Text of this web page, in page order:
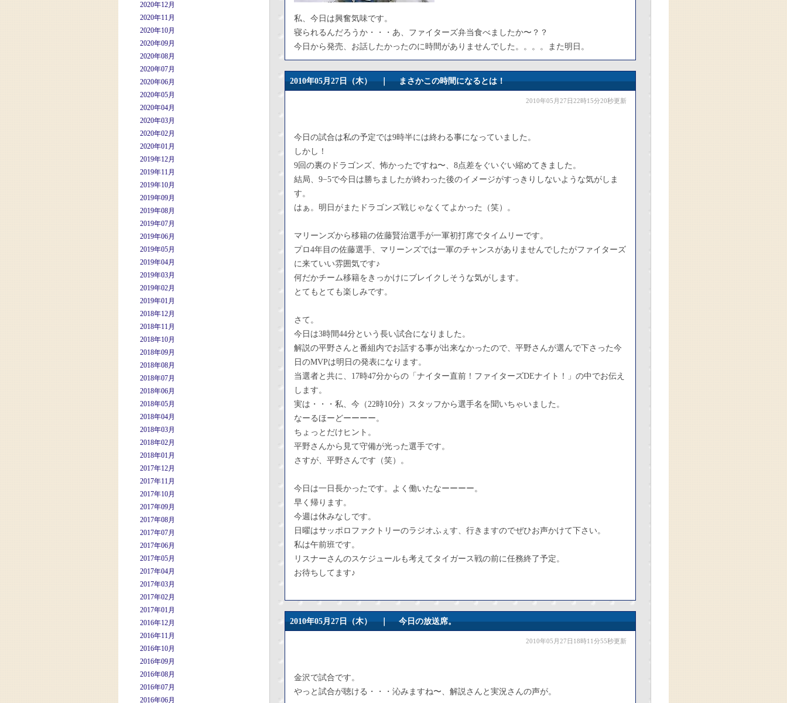
2020年12月
2020年11月
2020年10月
2020年09月
2020年08月
2020年07月
2020年06月
2020年05月
2020年04月
2020年03月
2020年02月
2020年01月
2019年12月
2019年11月
2019年10月
2019年09月
2019年08月
2019年07月
2019年06月
2019年05月
2019年04月
2019年03月
2019年02月
2019年01月
2018年12月
2018年11月
2018年10月
2018年09月
2018年08月
2018年07月
2018年06月
2018年05月
2018年04月
2018年03月
2018年02月
2018年01月
2017年12月
2017年11月
2017年10月
2017年09月
2017年08月
2017年07月
2017年06月
2017年05月
2017年04月
2017年03月
2017年02月
2017年01月
2016年12月
2016年11月
2016年10月
2016年09月
2016年08月
2016年07月
2016年06月
私、今日は興奮気味です。
寝られるんだろうか・・・あ、ファイターズ弁当食べましたか〜？？
今日から発売、お話したかったのに時間がありませんでした。。。。また明日。
2010年05月27日（木） ｜まさかこの時間になるとは！
2010年05月27日22時15分20秒更新
今日の試合は私の予定では9時半には終わる事になっていました。
しかし！
9回の裏のドラゴンズ、怖かったですね〜、8点差をぐいぐい縮めてきました。
結局、9−5で今日は勝ちましたが終わった後のイメージがすっきりしないような気がしま
す。
はぁ。明日がまたドラゴンズ戦じゃなくてよかった（笑）。
マリーンズから移籍の佐藤賢治選手が一軍初打席でタイムリーです。
プロ4年目の佐藤選手、マリーンズでは一軍のチャンスがありませんでしたがファイターズ
に来ていい雰囲気です♪
何だかチーム移籍をきっかけにブレイクしそうな気がします。
とてもとても楽しみです。
さて。
今日は3時間44分という長い試合になりました。
解説の平野さんと番組内でお話する事が出来なかったので、平野さんが選んで下さった今
日のMVPは明日の発表になります。
当選者と共に、17時47分からの「ナイター直前！ファイターズDEナイト！」の中でお伝え
します。
実は・・・私、今（22時10分）スタッフから選手名を聞いちゃいました。
なーるほーどーーーー。
ちょっとだけヒント。
平野さんから見て守備が光った選手です。
さすが、平野さんです（笑）。
今日は一日長かったです。よく働いたなーーーー。
早く帰ります。
今週は休みなしです。
日曜はサッポロファクトリーのラジオふぇす、行きますのでぜひお声かけて下さい。
私は午前班です。
リスナーさんのスケジュールも考えてタイガース戦の前に任務終了予定。
お待ちしてます♪
2010年05月27日（木） ｜今日の放送席。
2010年05月27日18時11分55秒更新
金沢で試合です。
やっと試合が聴ける・・・沁みますね〜、解説さんと実況さんの声が。